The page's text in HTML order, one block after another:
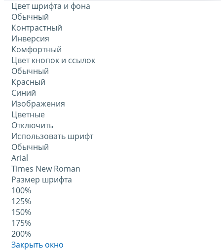
Цвет шрифта и фона
Обычный
Контрастный
Инверсия
Комфортный
Цвет кнопок и ссылок
Обычный
Красный
Синий
Изображения
Цветные
Отключить
Использовать шрифт
Обычный
Arial
Times New Roman
Размер шрифта
100%
125%
150%
175%
200%
Закрыть окно